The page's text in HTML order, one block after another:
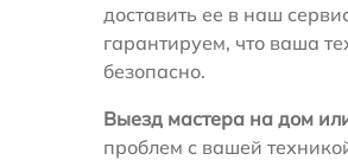
доставить ее в наш
гарантируем, что ваша
безопасно.
Выезд мастера на дом
проблем с вашей